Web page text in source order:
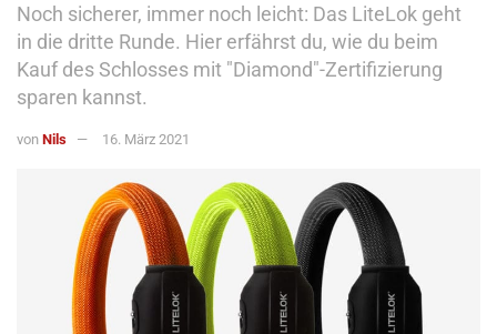
Noch sicherer, immer noch leicht: Das LiteLok geht
in die dritte Runde. Hier erfährst du, wie du beim
Kauf des Schlosses mit "Diamond"-Zertifizierung
sparen kannst.
von Nils 16. März 2021